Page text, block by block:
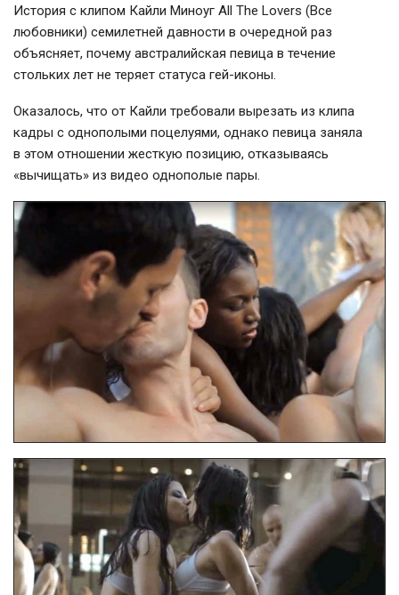
История с клипом Кайли Миноуг All The Lovers (Все
любовники) семилетней давности в очередной раз
объясняет, почему австралийская певица в течение
стольких лет не теряет статуса гей-иконы.
Оказалось, что от Кайли требовали вырезать из клипа
кадры с однополыми поцелуями, однако певица заняла
в этом отношении жесткую позицию, отказываясь
«вычищать» из видео однополые пары.